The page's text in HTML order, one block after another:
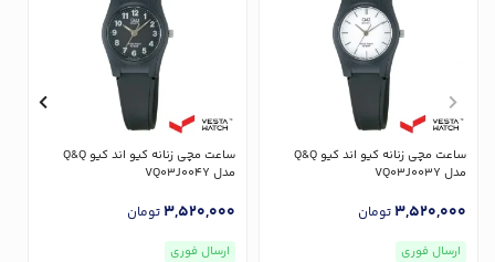
ساعت مچی زنانه کیو اند کیو Q&Q
مدل VQ03J003Y
3,520,000تومان
ارسال فوری
ساعت مچی زنانه کیو اند کیو Q&Q
مدل VQ03J004Y
3,520,000تومان
ارسال فوری